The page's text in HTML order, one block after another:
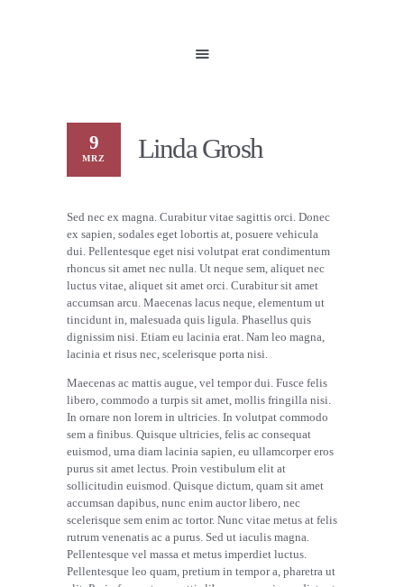
NEUIGKEITEN
9
MRZ Linda Grosh
Sed nec ex magna. Curabitur vitae sagittis orci. Donec
ex sapien, sodales eget lobortis at, posuere vehicula
dui. Pellentesque eget nisi volutpat erat condimentum
rhoncus sit amet nec nulla. Ut neque sem, aliquet nec
luctus vitae, aliquet sit amet orci. Curabitur sit amet
accumsan arcu. Maecenas lacus neque, elementum ut
tincidunt in, malesuada quis ligula. Phasellus quis
dignissim nisi. Etiam eu lacinia erat. Nam leo magna,
lacinia et risus nec, scelerisque porta nisi.
Maecenas ac mattis augue, vel tempor dui. Fusce felis
libero, commodo a turpis sit amet, mollis fringilla nisi.
In ornare non lorem in ultricies. In volutpat commodo
sem a finibus. Quisque ultricies, felis ac consequat
euismod, urna diam lacinia sapien, eu ullamcorper eros
purus sit amet lectus. Proin vestibulum elit at
sollicitudin euismod. Quisque dictum, quam sit amet
accumsan dapibus, nunc enim auctor libero, nec
scelerisque sem enim ac tortor. Nunc vitae metus at felis
rutrum venenatis ac a purus. Sed ut iaculis magna.
Pellentesque vel massa et metus imperdiet luctus.
Pellentesque leo quam, pretium in tempor a, pharetra ut